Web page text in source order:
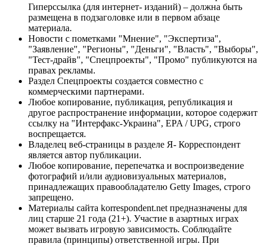
Гиперссылка (для интернет- изданий) – должна быть
размещена в подзаголовке или в первом абзаце
материала.
Новости с пометками "Мнение", "Экспертиза",
"Заявление", "Регионы", "Деньги", "Власть", "Выборы",
"Тест-драйв", "Спецпроекты", "Промо" публикуются на
правах рекламы.
Раздел Спецпроекты создается совместно с
коммерческими партнерами.
Любое копирование, публикация, републикация и
другое распространение информации, которое содержит
ссылку на "Интерфакс-Украина", EPA / UPG, строго
воспрещается.
Владелец веб-страницы в разделе Я- Корреспондент
является автор публикации.
Любое копирование, перепечатка и воспроизведение
фотографий и/или аудиовизуальных материалов,
принадлежащих правообладателю Getty Images, строго
запрещено.
Материалы сайта korrespondent.net предназначены для
лиц старше 21 года (21+). Участие в азартных играх
может вызвать игровую зависимость. Соблюдайте
правила (принципы) ответственной игры. При